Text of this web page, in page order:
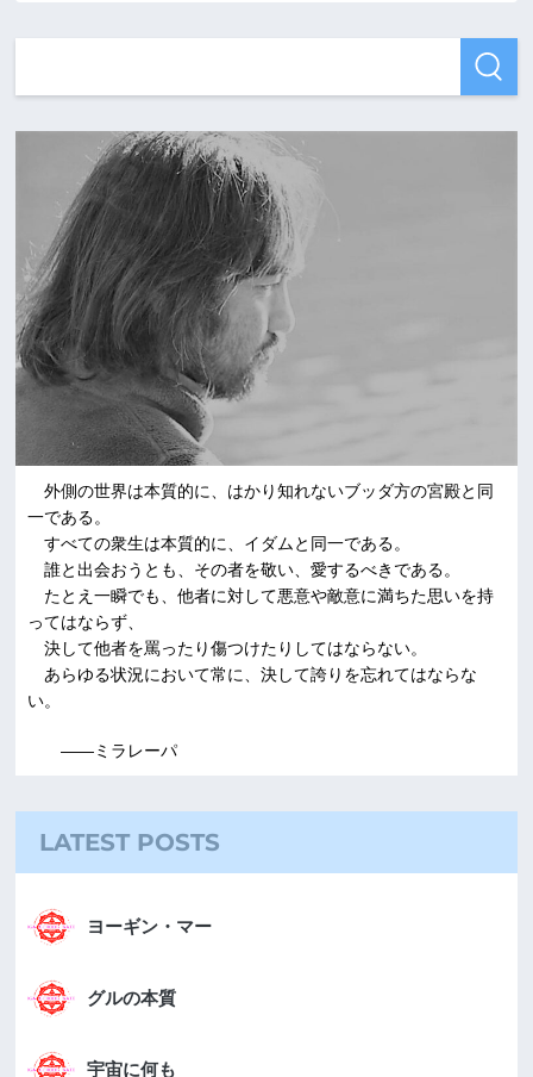
外側の世界は本質的に、はかり知れないブッダ方の宮殿と同
一である。
すべての衆生は本質的に、イダムと同一である。
誰と出会おうとも、その者を敬い、愛するべきである。
たとえ一瞬でも、他者に対して悪意や敵意に満ちた思いを持
ってはならず、
決して他者を罵ったり傷つけたりしてはならない。
あらゆる状況において常に、決して誇りを忘れてはならな
い。
――ミラレーパ
LATEST POSTS
ヨーギン・マー
グルの本質
宇宙に何も